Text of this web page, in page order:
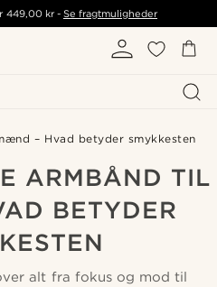
449,00 kr- Se fragtmuligheder
– Hvad betyder smykkesten
ARMBÅND TIL
BETYDER
alt fra fokus og mod til